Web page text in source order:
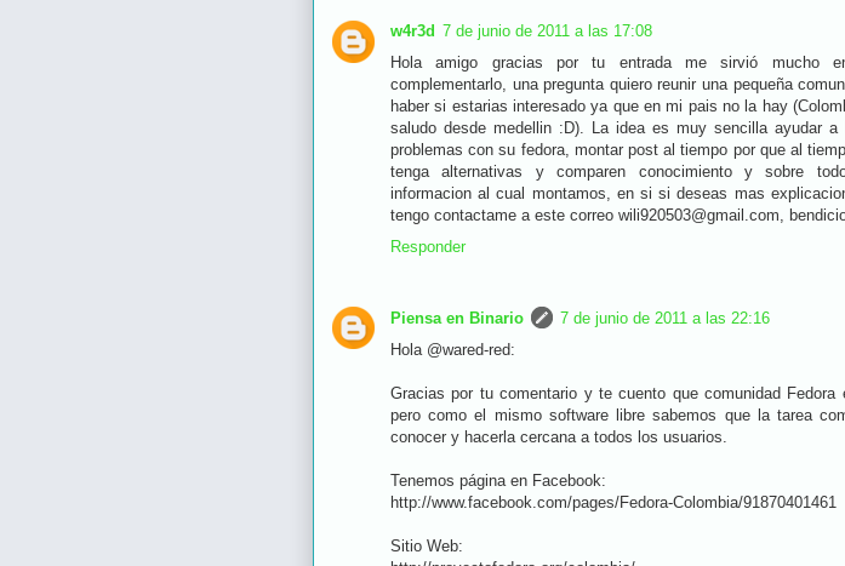
w4r3d 7 de junio de 2011 a las 17:08
Hola amigo gracias por tu entrada me sirvió mucho
complementarlo, una pregunta quiero reunir una pequeña
haber si estarias interesado ya que en mi pais no la hay
saludo desde medellin :D). La idea es muy sencilla ayudar a
problemas con su fedora, montar post al tiempo por que al
tenga alternativas y comparen conocimiento y sobre
informacion al cual montamos, en si si deseas mas
tengo contactame a este correo wili920503@gmail.com,
Responder
Piensa en Binario
7 de junio de 2011 a las 22:16
Hola @wared-red:
Gracias por tu comentario y te cuento que comunidad Fedora
pero como el mismo software libre sabemos que la tarea
conocer y hacerla cercana a todos los usuarios.
Tenemos página en Facebook:
http://www.facebook.com/pages/Fedora-Colombia/91870401461
Sitio Web: